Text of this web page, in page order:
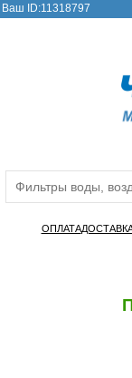
Ваш ID:11318797
ОПЛАТА